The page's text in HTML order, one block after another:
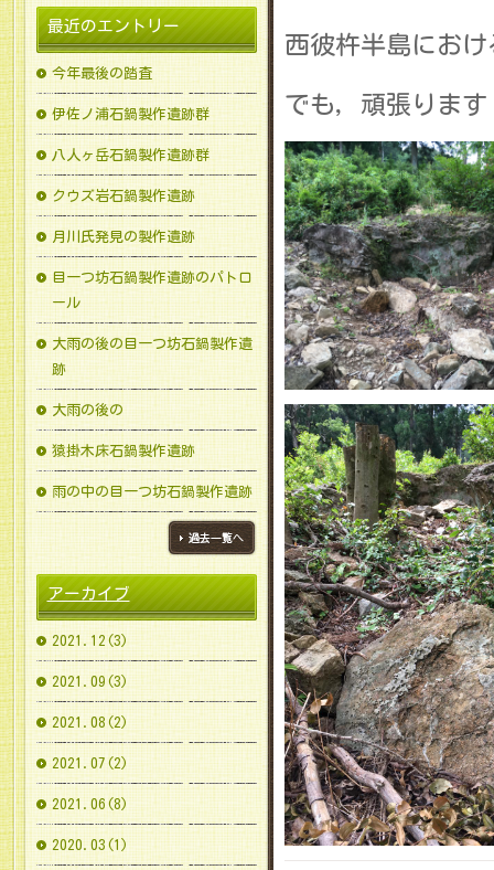
西彼杵半島にお
でも，頑張ります
最近のエントリー
今年最後の踏査
伊佐ノ浦石鍋製作遺跡群
八人ヶ岳石鍋製作遺跡群
クウズ岩石鍋製作遺跡
月川氏発見の製作遺跡
目一つ坊石鍋製作遺跡のパトロ
ール
大雨の後の目一つ坊石鍋製作遺
跡
大雨の後の
猿掛木床石鍋製作遺跡
雨の中の目一つ坊石鍋製作遺跡
ブログ一覧へ
アーカイブ
2021.12(3)
2021.09(3)
2021.08(2)
2021.07(2)
2021.06(8)
2020.03(1)